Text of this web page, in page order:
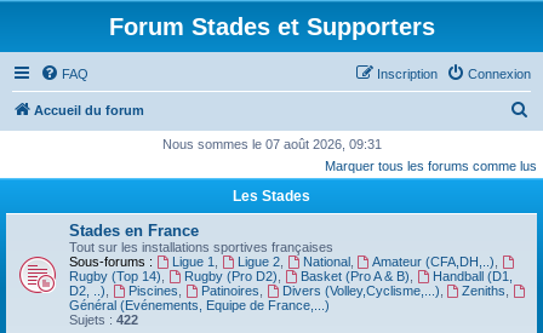
Forum Stades et Supporters
FAQ Connexion
Inscription
Accueil du forum
c
Nous sommes le 07 août 2026, 09:31
Marquer tous les forums comme lus
Les Stades
Stades en France
Tout sur les installations sportives françaises
Sous-forums :
Ligue 1 Ligue 2, National, Amateur (CFA,DH,..)
Rugby (Top 14)
Rugby (Pro D2) Basket (Pro A & B)
Handball (D1,
D2, ..)
Piscines Patinoires Divers (Volley,Cyclisme,...) Zeniths
Général (Evénements, Equipe de France,...)
Sujets : 422